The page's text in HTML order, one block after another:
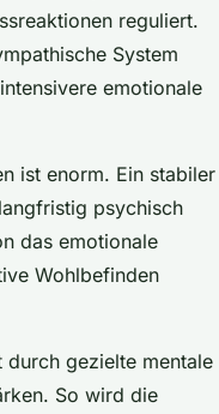
reguliert.
System
emotionale
ist enorm. Ein stabiler
psychisch
das emotionale
Wohlbefinden
gezielte mentale
So wird die